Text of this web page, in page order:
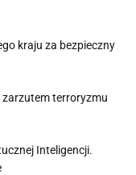
kraju za bezpieczny
zarzutem terroryzmu
Inteligencji.